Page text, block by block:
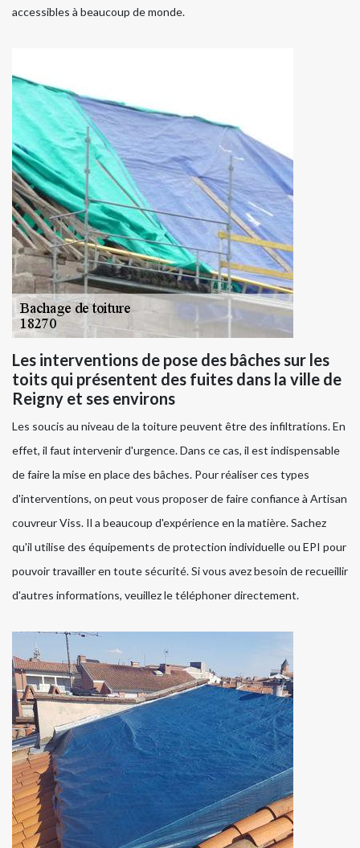
accessibles à beaucoup de monde.
Les interventions de pose des bâches sur les
toits qui présentent des fuites dans la ville de
Reigny et ses environs
Les soucis au niveau de la toiture peuvent être des infiltrations. En
effet, il faut intervenir d'urgence. Dans ce cas, il est indispensable
de faire la mise en place des bâches. Pour réaliser ces types
d'interventions, on peut vous proposer de faire confiance à Artisan
couvreur Viss. Il a beaucoup d'expérience en la matière. Sachez
qu'il utilise des équipements de protection individuelle ou EPI pour
pouvoir travailler en toute sécurité. Si vous avez besoin de recueillir
d'autres informations, veuillez le téléphoner directement.